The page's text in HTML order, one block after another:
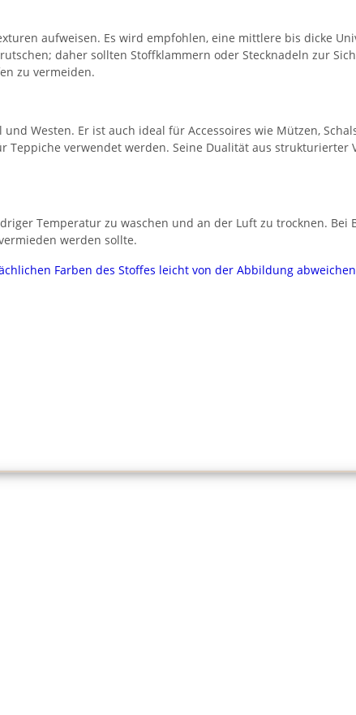
aufweisen. Es wird empfohlen, eine mittlere bis dicke
daher sollten Stoffklammern oder Stecknadeln zur
zu vermeiden.
Westen. Er ist auch ideal für Accessoires wie Mützen,
verwendet werden. Seine Dualität aus strukturierter
Temperatur zu waschen und an der Luft zu trocknen. Bei
werden sollte.
Farben des Stoffes leicht von der Abbildung